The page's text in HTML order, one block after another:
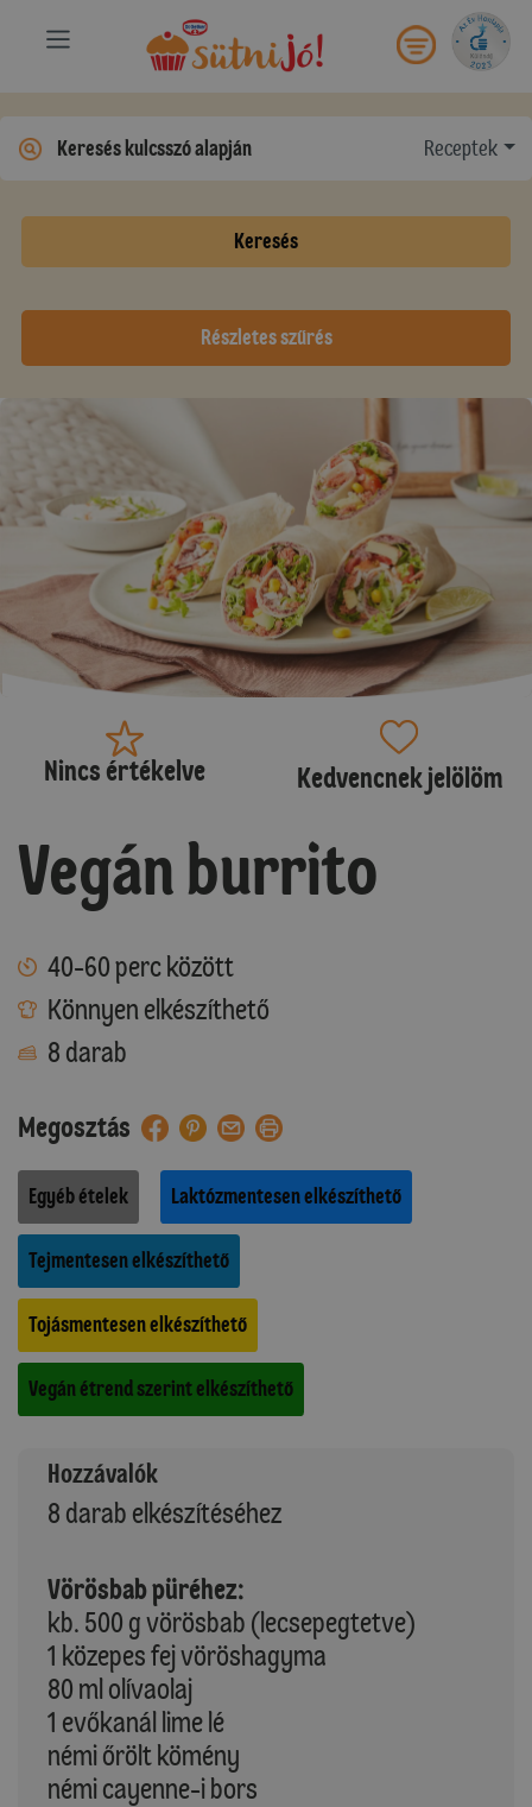
Receptek
Keresés
Részletes szűrés
Nincs értékelve Kedvencnek jelölöm
Vegán burrito
40-60 perc között
Könnyen elkészíthető
8 darab
Megosztás
Egyéb ételek Laktózmentesen elkészíthető
Tejmentesen elkészíthető
Tojásmentesen elkészíthető
Vegán étrend szerint elkészíthető
Hozzávalók
8 darab elkészítéséhez
Vörösbab püréhez:
kb. 500 g vörösbab (lecsepegtetve)
1 közepes fej vöröshagyma
80 ml olívaolaj
1 evőkanál lime lé
némi őrölt kömény
némi cayenne-i bors